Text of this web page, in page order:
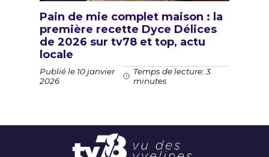
Pain de mie complet maison : la
première recette Dyce Délices
de 2026 sur tv78 et top, actu
locale
Publié le 10 janvier
2026
Temps de lecture: 3
minutes